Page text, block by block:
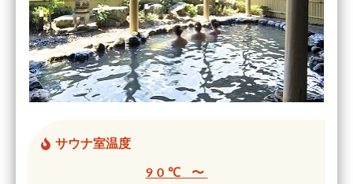
サウナ室温度
90℃ 〜